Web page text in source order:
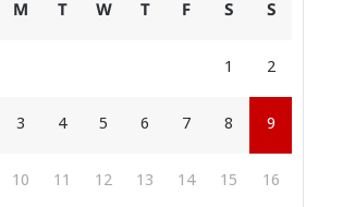
M T W T F S S
1 2
3 4 5 6 7 8 9
10 11 12 13 14 15 16